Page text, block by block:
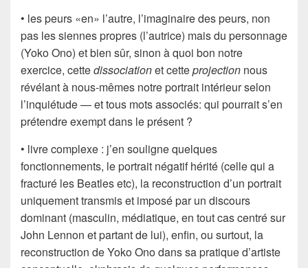
• les peurs «en» l’autre, l’imaginaire des peurs, non
pas les siennes propres (l’autrice) mais du personnage
(Yoko Ono) et bien sûr, sinon à quoi bon notre
exercice, cettedissociationet cetteprojection nous
révélant à nous-mêmes notre portrait intérieur selon
l’inquiétude — et tous mots associés: qui pourrait s’en
prétendre exempt dans le présent ?
• livre complexe : j’en souligne quelques
fonctionnements, le portrait négatif hérité (celle qui a
fracturé les Beatles etc), la reconstruction d’un portrait
uniquement transmis et imposé par un discours
dominant (masculin, médiatique, en tout cas centré sur
John Lennon et partant de lui), enfin, ou surtout, la
reconstruction de Yoko Ono dans sa pratique d’artiste